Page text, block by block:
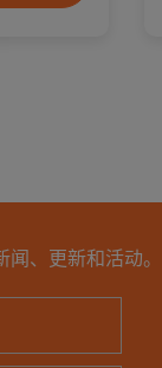
、更新和活动。